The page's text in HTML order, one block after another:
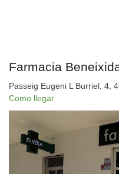
Farmacia
Passeig Eugeni L Burriel, 4,
Como llegar